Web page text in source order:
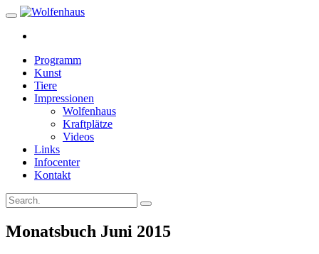
Programm
Kunst
Tiere
Impressionen
Wolfenhaus
Kraftplätze
Videos
Links
Infocenter
Kontakt
Monatsbuch Juni 2015